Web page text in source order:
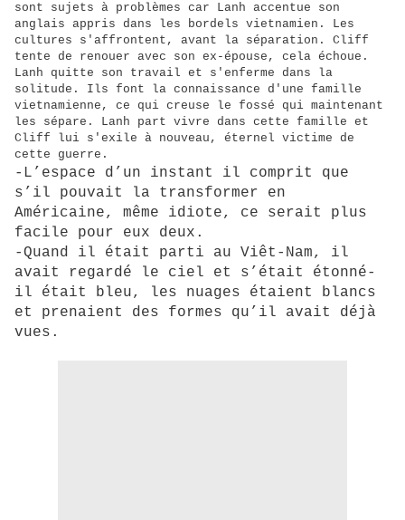
sont sujets à problèmes car Lanh accentue son
anglais appris dans les bordels vietnamien. Les
cultures s'affrontent, avant la séparation. Cliff
tente de renouer avec son ex-épouse, cela échoue.
Lanh quitte son travail et s'enferme dans la
solitude. Ils font la connaissance d'une famille
vietnamienne, ce qui creuse le fossé qui maintenant
les sépare. Lanh part vivre dans cette famille et
Cliff lui s'exile à nouveau, éternel victime de
cette guerre.
-L’espace d’un instant il comprit que
s’il pouvait la transformer en
Américaine, même idiote, ce serait plus
facile pour eux deux.
-Quand il était parti au Viêt-Nam, il
avait regardé le ciel et s’était étonné-
il était bleu, les nuages étaient blancs
et prenaient des formes qu’il avait déjà
vues.